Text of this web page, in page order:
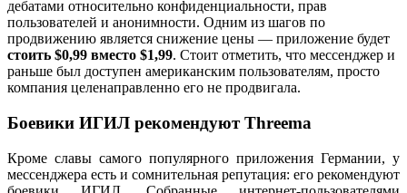
дебатами относительно конфиденциальности, прав
пользователей и анонимности. Одним из шагов по
продвижению является снижение цены — приложение будет
стоить $0,99 вместо $1,99. Стоит отметить, что мессенджер и
раньше был доступен американским пользователям, просто
компания целенаправленно его не продвигала.
Боевики ИГИЛ рекомендуют Threema
Кроме славы самого популярного приложения Германии, у
мессенджера есть и сомнительная репутация: его рекомендуют